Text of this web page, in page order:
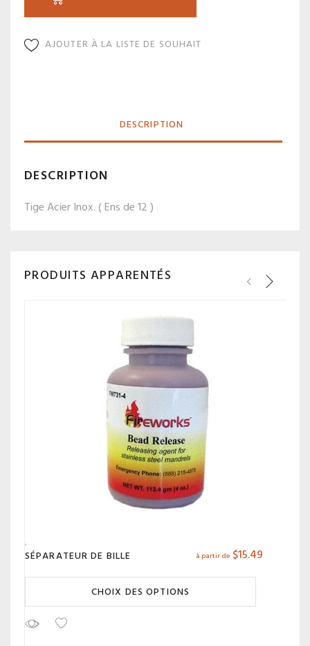
AJOUTER À LA LISTE DE SOUHAIT
DESCRIPTION
DESCRIPTION
Tige Acier Inox. ( Ens de 12 )
PRODUITS APPARENTÉS
SÉPARATEUR DE BILLE à partir de $15.49
CHOIX DES OPTIONS